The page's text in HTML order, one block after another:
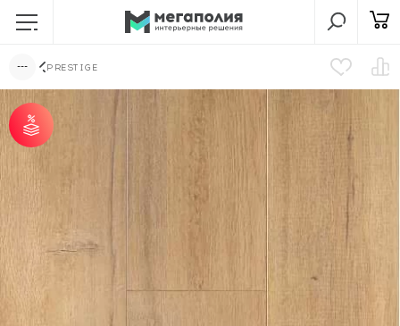
PRESTIGE
от 25 м² - скидка 7%;
от 51 м² - скидка 10%;